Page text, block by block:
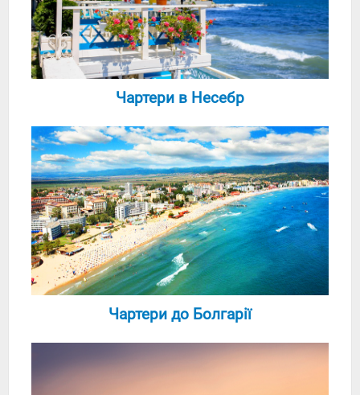
Чартери в Несебр
Чартери до Болгарії